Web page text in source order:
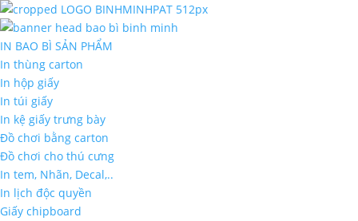
IN BAO BÌ SẢN PHẨM
In thùng carton
In hộp giấy
In túi giấy
In kệ giấy trưng bày
Đồ chơi bằng carton
Đồ chơi cho thú cưng
In tem, Nhãn, Decal,..
In lịch độc quyền
Giấy chipboard